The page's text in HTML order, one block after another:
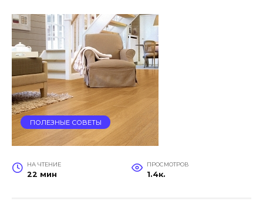
ПОЛЕЗНЫЕ СОВЕТЫ
НА ЧТЕНИЕ
22 мин
ПРОСМОТРОВ
1.4к.